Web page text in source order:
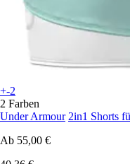
+-2
2 Farben
Under Armour 2in1 Shorts
Ab 55,00 €